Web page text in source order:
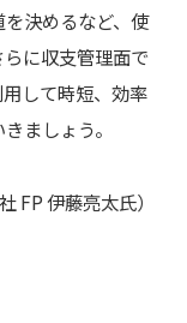
決めるなど、使
に収支管理面で
して時短、効率
ましょう。
FP 伊藤亮太氏）